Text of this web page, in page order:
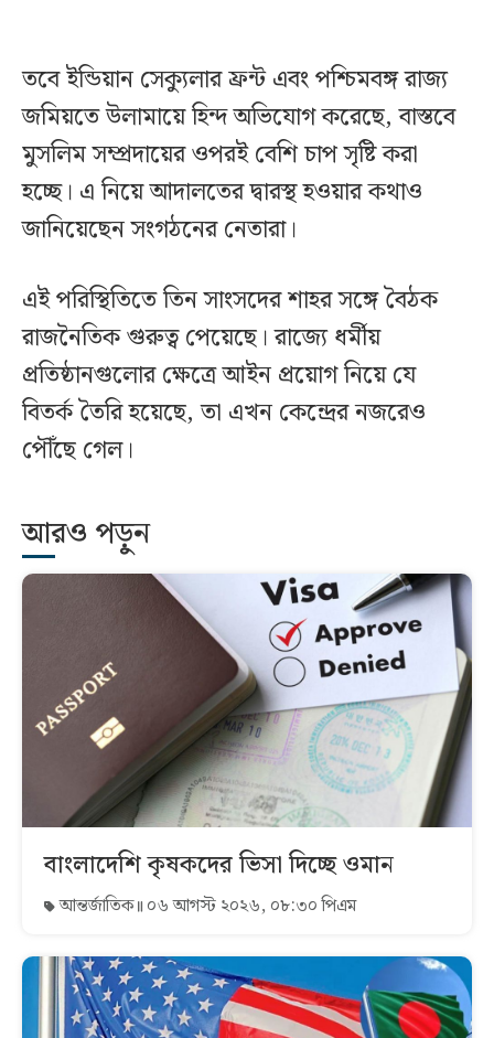
তবে ইন্ডিয়ান সেক্যুলার ফ্রন্ট এবং পশ্চিমবঙ্গ রাজ্য
জমিয়তে উলামায়ে হিন্দ অভিযোগ করেছে, বাস্তবে
মুসলিম সম্প্রদায়ের ওপরই বেশি চাপ সৃষ্টি করা
হচ্ছে। এ নিয়ে আদালতের দ্বারস্থ হওয়ার কথাও
জানিয়েছেন সংগঠনের নেতারা।
এই পরিস্থিতিতে তিন সাংসদের শাহর সঙ্গে বৈঠক
রাজনৈতিক গুরুত্ব পেয়েছে। রাজ্যে ধর্মীয়
প্রতিষ্ঠানগুলোর ক্ষেত্রে আইন প্রয়োগ নিয়ে যে
বিতর্ক তৈরি হয়েছে, তা এখন কেন্দ্রের নজরেও
পৌঁছে গেল।
আরও পড়ুন
বাংলাদেশি কৃষকদের ভিসা দিচ্ছে ওমান
আন্তর্জাতিক ০৬ আগস্ট ২০২৬, ০৮:৩০ পিএম